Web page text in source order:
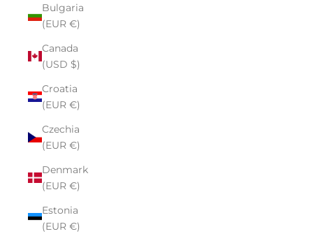
Bulgaria
(EUR €)
Canada
(USD $)
Croatia
(EUR €)
Czechia
(EUR €)
Denmark
(EUR €)
Estonia
(EUR €)